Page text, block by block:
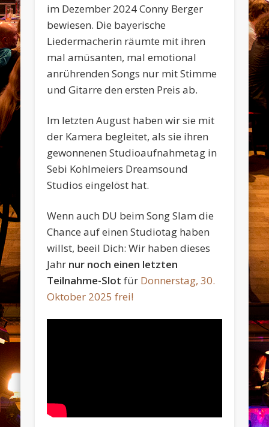
im Dezember 2024 Conny Berger
bewiesen. Die bayerische
Liedermacherin räumte mit ihren
mal amüsanten, mal emotional
anrührenden Songs nur mit Stimme
und Gitarre den ersten Preis ab.
Im letzten August haben wir sie mit
der Kamera begleitet, als sie ihren
gewonnenen Studioaufnahmetag in
Sebi Kohlmeiers Dreamsound
Studios eingelöst hat.
Wenn auch DU beim Song Slam die
Chance auf einen Studiotag haben
willst, beeil Dich: Wir haben dieses
Jahr nur noch einen letzten
Teilnahme-Slot für Donnerstag, 30.
Oktober 2025 frei!